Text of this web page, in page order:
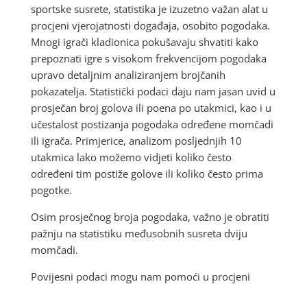
sportske susrete, statistika je izuzetno važan alat u
procjeni vjerojatnosti događaja, osobito pogodaka.
Mnogi igrači kladionica pokušavaju shvatiti kako
prepoznati igre s visokom frekvencijom pogodaka
upravo detaljnim analiziranjem brojčanih
pokazatelja. Statistički podaci daju nam jasan uvid u
prosječan broj golova ili poena po utakmici, kao i u
učestalost postizanja pogodaka određene momčadi
ili igrača. Primjerice, analizom posljednjih 10
utakmica lako možemo vidjeti koliko često
određeni tim postiže golove ili koliko često prima
pogotke.
Osim prosječnog broja pogodaka, važno je obratiti
pažnju na statistiku međusobnih susreta dviju
momčadi.
Povijesni podaci mogu nam pomoći u procjeni